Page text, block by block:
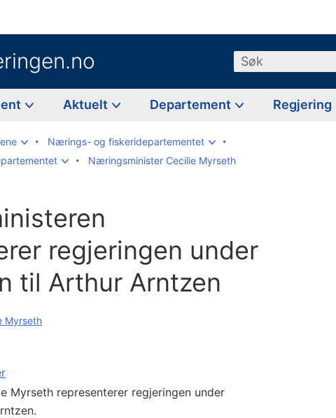
Søk
Aktuelt Departement Regjering
Nærings- og fiskeridepartementet
Næringsminister Cecilie Myrseth
regjeringen under
til Arthur Arntzen
Myrseth
Myrseth representerer regjeringen under